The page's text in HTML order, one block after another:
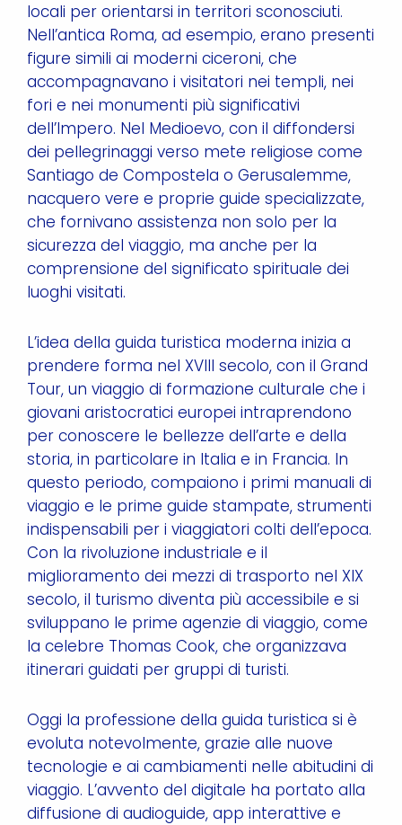
locali per orientarsi in territori sconosciuti.
Nell’antica Roma, ad esempio, erano presenti
figure simili ai moderni ciceroni, che
accompagnavano i visitatori nei templi, nei
fori e nei monumenti più significativi
dell’Impero. Nel Medioevo, con il diffondersi
dei pellegrinaggi verso mete religiose come
Santiago de Compostela o Gerusalemme,
nacquero vere e proprie guide specializzate,
che fornivano assistenza non solo per la
sicurezza del viaggio, ma anche per la
comprensione del significato spirituale dei
luoghi visitati.
L’idea della guida turistica moderna inizia a
prendere forma nel XVIII secolo, con il Grand
Tour, un viaggio di formazione culturale che i
giovani aristocratici europei intraprendono
per conoscere le bellezze dell’arte e della
storia, in particolare in Italia e in Francia. In
questo periodo, compaiono i primi manuali di
viaggio e le prime guide stampate, strumenti
indispensabili per i viaggiatori colti dell’epoca.
Con la rivoluzione industriale e il
miglioramento dei mezzi di trasporto nel XIX
secolo, il turismo diventa più accessibile e si
sviluppano le prime agenzie di viaggio, come
la celebre Thomas Cook, che organizzava
itinerari guidati per gruppi di turisti.
Oggi la professione della guida turistica si è
evoluta notevolmente, grazie alle nuove
tecnologie e ai cambiamenti nelle abitudini di
viaggio. L’avvento del digitale ha portato alla
diffusione di audioguide, app interattive e